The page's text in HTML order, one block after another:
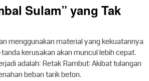
Sulam” yang Tak
menggunakan material yang kekuatannya
kerusakan akan muncul lebih cepat.
adalah: Retak Rambut: Akibat tulangan
beban tarik beton.